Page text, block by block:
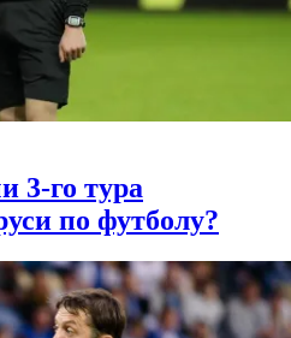
3-го тура
по футболу?